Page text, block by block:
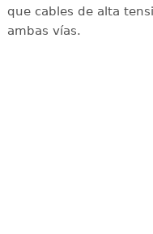
que cables de alta
ambas vías.